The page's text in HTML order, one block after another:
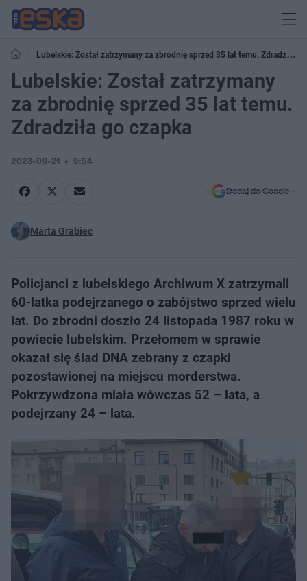
Lubelskie: Został zatrzymany za zbrodnię sprzed 35 lat temu. Zdradziła
go czapka
Lubelskie: Został zatrzymany
za zbrodnię sprzed 35 lat temu.
Zdradziła go czapka
2023-09-21 9:54
Dodaj do Google
Marta Grabiec
Policjanci z lubelskiego Archiwum X zatrzymali
60-latka podejrzanego o zabójstwo sprzed wielu
lat. Do zbrodni doszło 24 listopada 1987 roku w
powiecie lubelskim. Przełomem w sprawie
okazał się ślad DNA zebrany z czapki
pozostawionej na miejscu morderstwa.
Pokrzywdzona miała wówczas 52 – lata, a
podejrzany 24 – lata.